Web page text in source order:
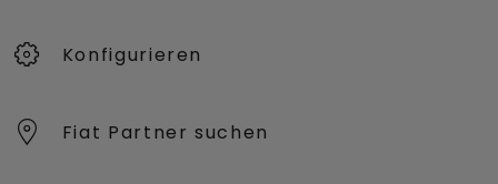
Konfigurieren​
Fiat Partner suchen